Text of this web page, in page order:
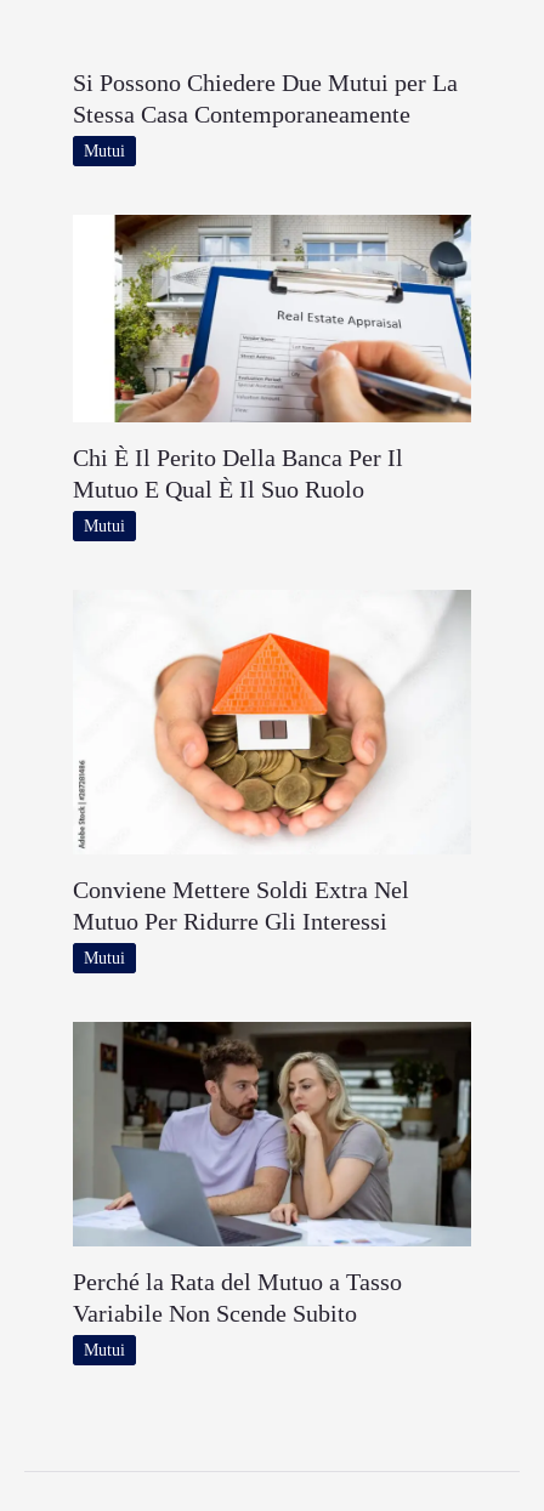
Si Possono Chiedere Due Mutui per La
Stessa Casa Contemporaneamente
Mutui
Chi È Il Perito Della Banca Per Il
Mutuo E Qual È Il Suo Ruolo
Mutui
Conviene Mettere Soldi Extra Nel
Mutuo Per Ridurre Gli Interessi
Mutui
Perché la Rata del Mutuo a Tasso
Variabile Non Scende Subito
Mutui